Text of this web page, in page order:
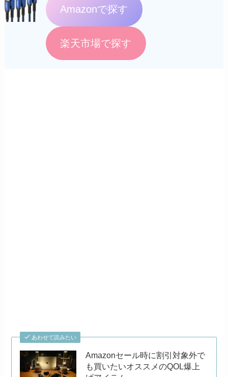
Amazonで探す
楽天市場で探す
あわせて読みたい
Amazonセール時に割引対象外で
も買いたいオススメのQOL爆上